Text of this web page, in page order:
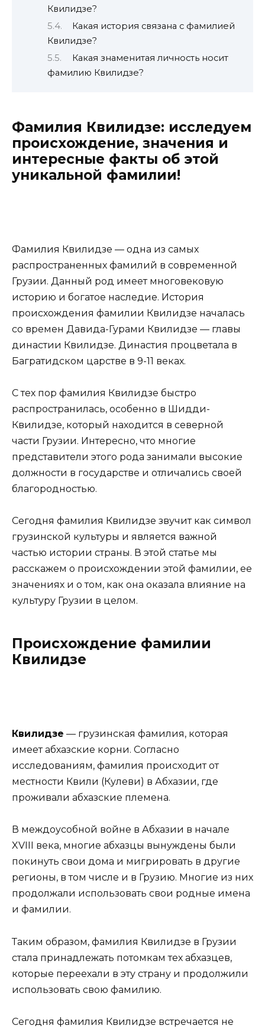
Квилидзе?
Какая история связана с фамилией
Квилидзе?
Какая знаменитая личность носит
фамилию Квилидзе?
Фамилия Квилидзе: исследуем
происхождение, значения и
интересные факты об этой
уникальной фамилии!
Фамилия Квилидзе — одна из самых
распространенных фамилий в современной
Грузии. Данный род имеет многовековую
историю и богатое наследие. История
происхождения фамилии Квилидзе началась
со времен Давида-Гурами Квилидзе — главы
династии Квилидзе. Династия процветала в
Багратидском царстве в 9-11 веках.
С тех пор фамилия Квилидзе быстро
распространилась, особенно в Шидди-
Квилидзе, который находится в северной
части Грузии. Интересно, что многие
представители этого рода занимали высокие
должности в государстве и отличались своей
благородностью.
Сегодня фамилия Квилидзе звучит как символ
грузинской культуры и является важной
частью истории страны. В этой статье мы
расскажем о происхождении этой фамилии, ее
значениях и о том, как она оказала влияние на
культуру Грузии в целом.
Происхождение фамилии
Квилидзе
Квилидзе — грузинская фамилия, которая
имеет абхазские корни. Согласно
исследованиям, фамилия происходит от
местности Квили (Кулеви) в Абхазии, где
проживали абхазские племена.
В междоусобной войне в Абхазии в начале
XVIII века, многие абхазцы вынуждены были
покинуть свои дома и мигрировать в другие
регионы, в том числе и в Грузию. Многие из них
продолжали использовать свои родные имена
и фамилии.
Таким образом, фамилия Квилидзе в Грузии
стала принадлежать потомкам тех абхазцев,
которые переехали в эту страну и продолжили
использовать свою фамилию.
Сегодня фамилия Квилидзе встречается не